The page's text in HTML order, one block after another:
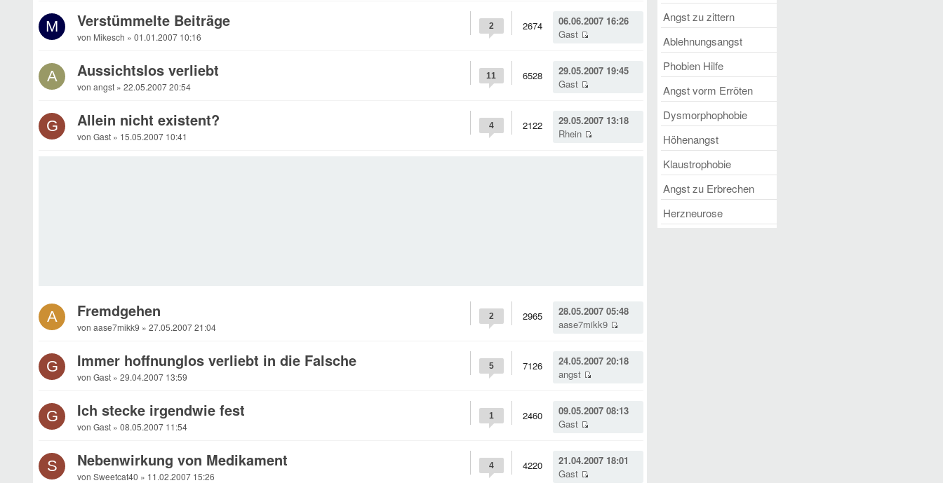
M Verstümmelte Beiträge
von Mikesch » 01.01.2007 10:16
06.06.2007 16:26
Gast
2674
2
A Aussichtslos verliebt
von angst » 22.05.2007 20:54
29.05.2007 19:45
Gast
6528
11
G Allein nicht existent?
von Gast » 15.05.2007 10:41
29.05.2007 13:18
Rhein
2122
4
A Fremdgehen
von aase7mikk9 » 27.05.2007 21:04
28.05.2007 05:48
aase7mikk9
2965
2
G Immer hoffnunglos verliebt in die Falsche
von Gast » 29.04.2007 13:59
24.05.2007 20:18
angst
7126
5
G Ich stecke irgendwie fest
von Gast » 08.05.2007 11:54
09.05.2007 08:13
Gast
2460
1
S Nebenwirkung von Medikament
von Sweetcat40 » 11.02.2007 15:26
21.04.2007 18:01
Gast
4220
4
Angst zu zittern
Ablehnungsangst
Phobien Hilfe
Angst vorm Erröten
Dysmorphophobie
Höhenangst
Klaustrophobie
Angst zu Erbrechen
Herzneurose